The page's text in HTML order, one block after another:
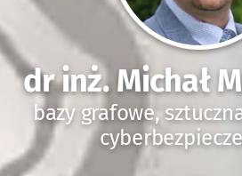
dr inż. Michał
bazy grafowe,